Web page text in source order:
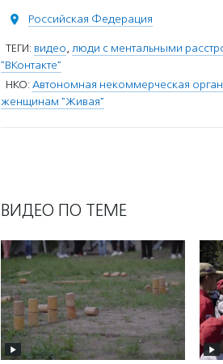
Российская Федерация
ТЕГИ: видео, люди с ментальными
"ВКонтакте"
НКО: Автономная некоммерческая
женщинам "Живая"
ВИДЕО ПО ТЕМЕ